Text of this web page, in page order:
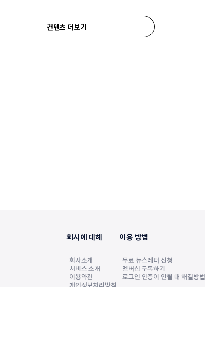
컨텐츠 더보기
회사에 대해
회사소개
서비스 소개
이용약관
개인정보처리방침
이용 방법
무료 뉴스레터 신청
멤버십 구독하기
로그인 인증이 안될 때 해결방법